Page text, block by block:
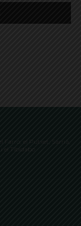
Farró, el Putxet, Sarrià,
el Tibidabo